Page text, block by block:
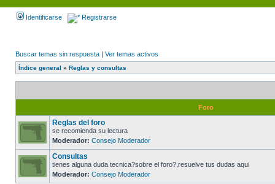
Identificarse Registrarse
Buscar temas sin respuesta | Ver temas activos
Índice general » Reglas y consultas
Foro
Reglas del foro
se recomienda su lectura
Moderador: Consejo Moderador
Consultas
tienes alguna duda tecnica?sobre el foro?,resuelve tus dudas aqui
Moderador: Consejo Moderador